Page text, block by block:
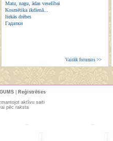
Matu, nagu, ādas veselībai
Kosmētika ikdienā...
liekās drēbes
Гадалки
Vairāk forumos >>
Reģistrēties
aktīvu saiti
pēc raksta